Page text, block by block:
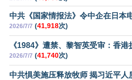
中共《国家情报法》令中企在日本
2026/7/7 (41,918次)
《1984》遭禁、黎智英受审：香
2026/7/7 (41,740次)
中共惧美施压释放牧师 揭习近平人